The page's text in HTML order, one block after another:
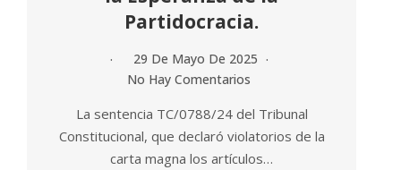
Partidocracia.
29 De Mayo De 2025
No Hay Comentarios
La sentencia TC/0788/24 del Tribunal
Constitucional, que declaró violatorios de la
carta magna los artículos…